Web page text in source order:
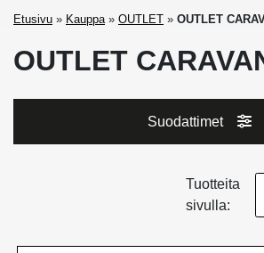
Etusivu » Kauppa» OUTLET » OUTLET
OUTLET
Suodattimet
Tuotteita
sivulla: